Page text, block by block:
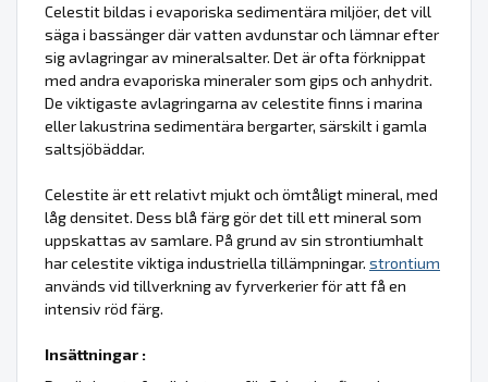
Celestit bildas i evaporiska sedimentära miljöer, det vill
säga i bassänger där vatten avdunstar och lämnar efter
sig avlagringar av mineralsalter. Det är ofta förknippat
med andra evaporiska mineraler som gips och anhydrit.
De viktigaste avlagringarna av celestite finns i marina
eller lakustrina sedimentära bergarter, särskilt i gamla
saltsjöbäddar.
Celestite är ett relativt mjukt och ömtåligt mineral, med
låg densitet. Dess blå färg gör det till ett mineral som
uppskattas av samlare. På grund av sin strontiumhalt
har celestite viktiga industriella tillämpningar. strontium
används vid tillverkning av fyrverkerier för att få en
intensiv röd färg.
Insättningar :